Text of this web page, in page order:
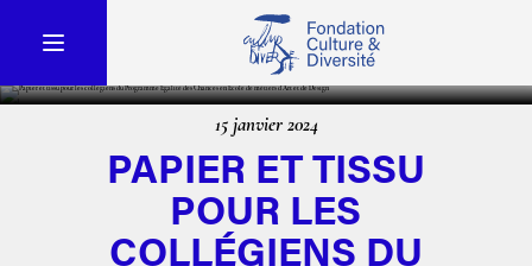
15 janvier 2024
PAPIER ET TISSU
POUR LES
COLLÉGIENS DU